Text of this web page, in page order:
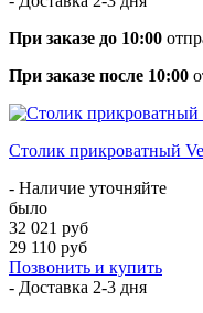
При заказе до 10:00
При заказе после 10:00
Столик прикроватный
- Наличие уточняйте
было
32 021 руб
29 110 руб
Позвонить и купить
- Доставка 2-3 дня